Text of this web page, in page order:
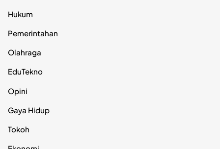
Hukum
Pemerintahan
Olahraga
EduTekno
Opini
Gaya Hidup
Tokoh